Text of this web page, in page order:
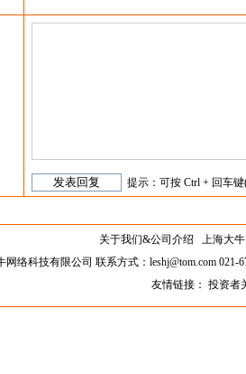
提示：可按 Ctrl + 回车
关于我们&公司介绍 上海大牛
网络科技有限公司 联系方式：leshj@tom.com
友情链接：投资者